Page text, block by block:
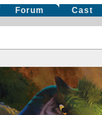
Forum Cast